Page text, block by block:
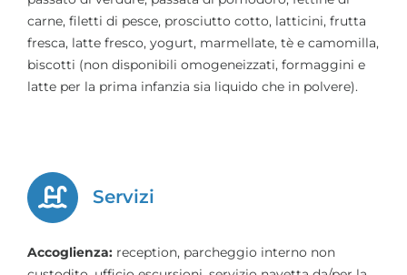
carne, filetti di pesce, prosciutto cotto, latticini, frutta
fresca, latte fresco, yogurt, marmellate, tè e camomilla,
biscotti (non disponibili omogeneizzati, formaggini e
latte per la prima infanzia sia liquido che in polvere).
Servizi
Accoglienza: reception, parcheggio interno non